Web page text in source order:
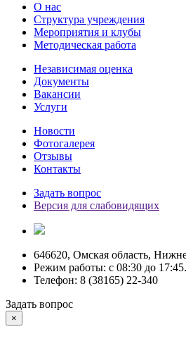
О нас
Структура учреждения
Мероприятия и клубы
Методическая работа
Независимая оценка
Документы
Вакансии
Услуги
Новости
Фотогалерея
Отзывы
Контакты
Задать вопрос
Версия для слабовидящих
646620, Омская область,
Режим работы: c 08:30 до 17:45.
Телефон: 8 (38165) 22-340
Задать вопрос
×